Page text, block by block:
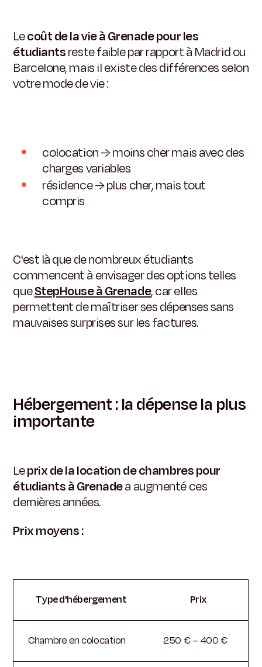
Lecoût de la vie à Grenade pour les
étudiantsreste faible par rapport à Madrid ou
Barcelone, mais il existe des différences selon
votre mode de vie :
colocation → moins cher mais avec des
charges variables
résidence → plus cher, mais tout
compris
C'est là que de nombreux étudiants
commencent à envisager des options telles
queStepHouse à Grenade, car elles
permettent de maîtriser ses dépenses sans
mauvaises surprises sur les factures.
Hébergement : la dépense la plus
importante
Leprix de la location de chambres pour
étudiants à Grenadea augmenté ces
dernières années.
Prix moyens :
Type d'hébergement Prix
Chambre en colocation 250 € – 400 €